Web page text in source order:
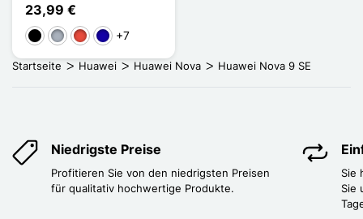
23,99 €
Schwarz
GrauRot Dunkelblau
+7
Startseite Huawei Huawei Nova Huawei Nova 9 SE
Niedrigste Preise
Profitieren Sie von den niedrigsten Preisen
für qualitativ hochwertige Produkte.
Sie
Sie